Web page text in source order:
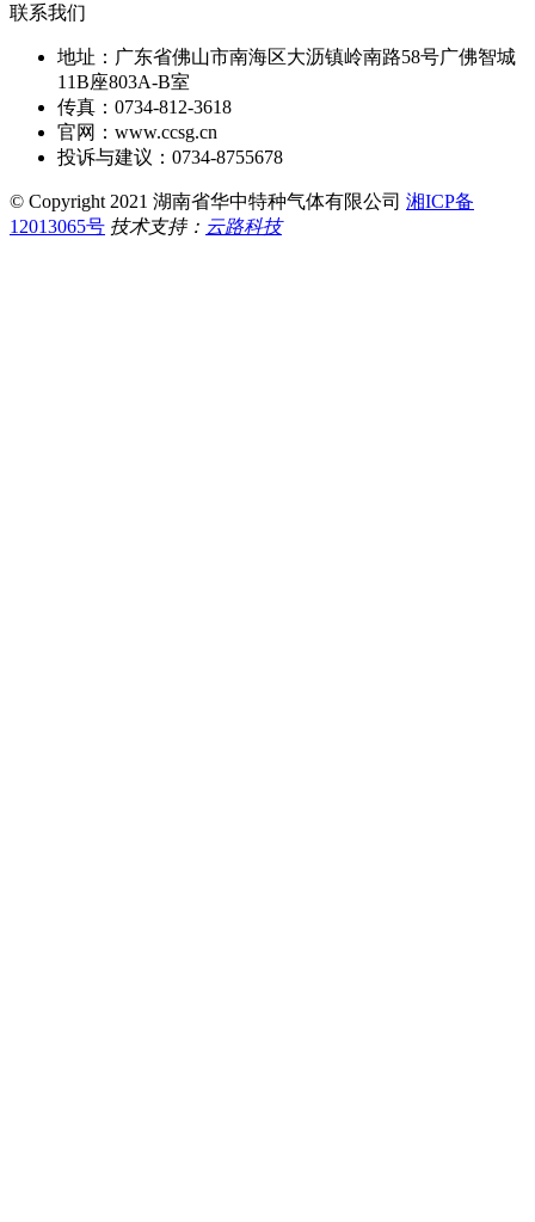
联系我们
地址：广东省佛山市南海区大沥镇岭南路58号广佛智城
11B座803A-B室
传真：0734-812-3618
官网：www.ccsg.cn
投诉与建议：0734-8755678
© Copyright 2021 湖南省华中特种气体有限公司 湘ICP备
12013065号 技术支持： 云路科技